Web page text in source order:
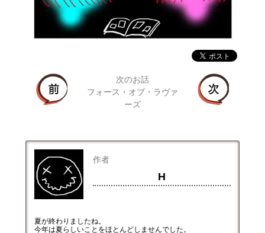
次のお話
フォース・オブ・ラヴァ
ーズ
作者
H
夏が終わりましたね。
今年は夏らしいことをほとんどしませんでした。